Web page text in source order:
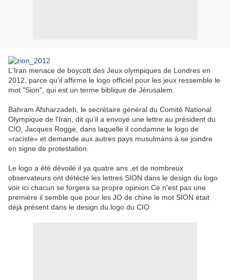
L'Iran menace de boycott des Jeux olympiques de Londres en
2012, parce qu'il affirme le logo officiel pour les jeux ressemble le
mot "Sion", qui est un terme biblique de Jérusalem.
Bahram Afsharzadeh, le secrétaire général du Comité National
Olympique de l'Iran, dit qu'il a envoyé une lettre au président du
CIO, Jacques Rogge, dans laquelle il condamne le logo de
«raciste» et demande aux autres pays musulmans à se joindre
en signe de protestation.
Le logo a été dévoilé il ya quatre ans ,et de nombreux
observateurs ont détécté les lettres SION dans le design du logo
voir ici chacun se forgera sa propre opinion.Ce n'est pas une
première il semble que pour les JO de chine le mot SION était
déjà présent dans le design du logo du CIO